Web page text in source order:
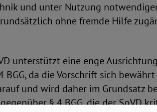
und unter Nutzung
ohne fremde Hilfe
unterstützt eine enge Ausrichtung
da die Vorschrift sich bewährt
und wird daher im Grundsatz
§ 4 BGG, die der SoVD